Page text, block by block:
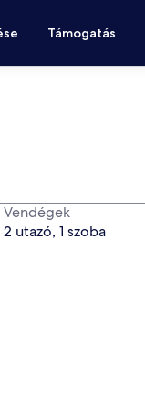
Támogatás
Vendégek